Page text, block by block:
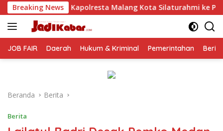
Langsung
ke
konten
Breaking News
Kota Silaturahmi ke PCNU, Perkuat Sinergi Ulama dan
JOB FAIR Daerah Hukum & Kriminal Pemerintahan
Beranda Berita
Berita